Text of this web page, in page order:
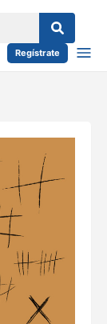
Regístrate